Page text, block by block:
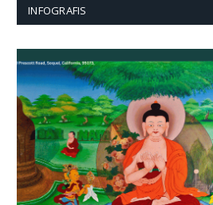
INFOGRAFIS